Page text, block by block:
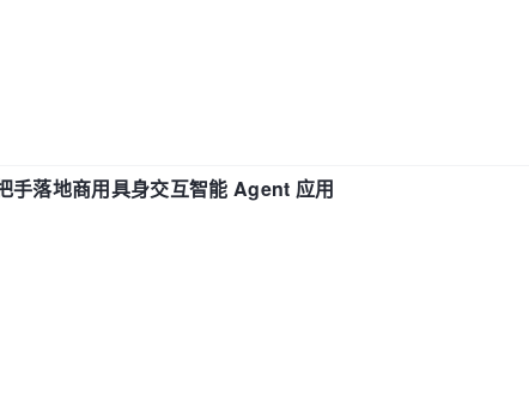
落地商用具身交互智能 Agent 应用